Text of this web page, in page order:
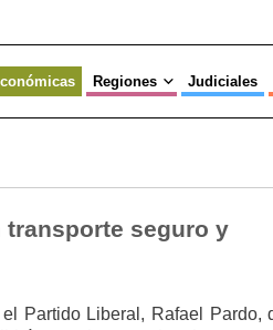
Regiones Judiciales
seguro y
Partido Liberal, Rafael Pardo,